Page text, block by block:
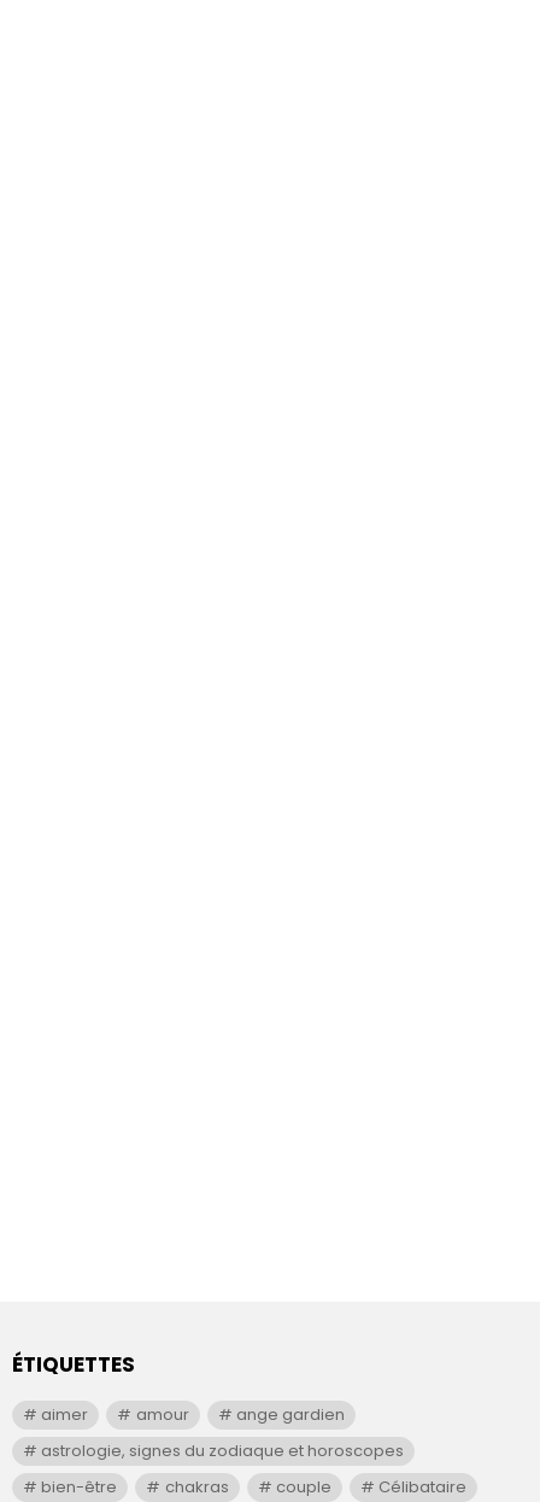
ÉTIQUETTES
aimer amour
ange gardien
astrologie, signes du zodiaque et horoscopes
bien-être
chakras couple Célibataire